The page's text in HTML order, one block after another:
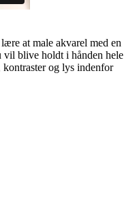
at male akvarel med en
vil blive holdt i hånden hele
og lys indenfor